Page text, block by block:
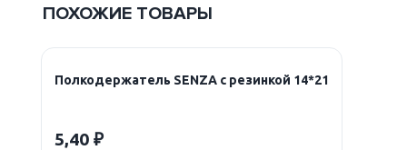
ПОХОЖИЕ ТОВАРЫ
Новинка
Полкодержатель SENZA с резинкой 14*21
5,40 ₽